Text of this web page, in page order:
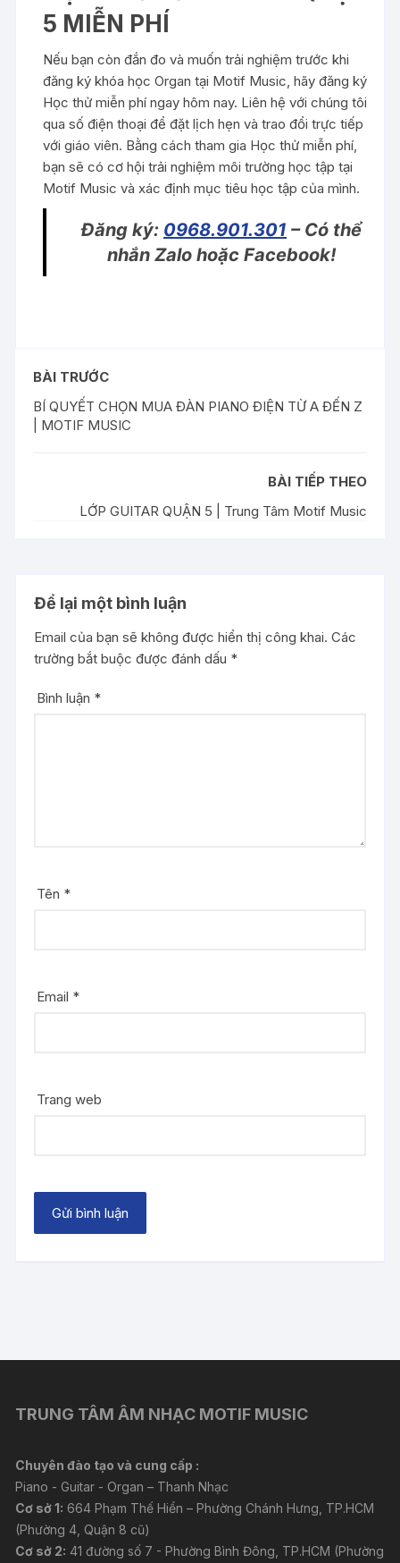
5 MIỄN PHÍ
Nếu bạn còn đắn đo và muốn trải nghiệm trước khi
đăng ký khóa học Organ tại Motif Music, hãy đăng ký
Học thử miễn phí ngay hôm nay. Liên hệ với chúng tôi
qua số điện thoại để đặt lịch hẹn và trao đổi trực tiếp
với giáo viên. Bằng cách tham gia Học thử miễn phí,
bạn sẽ có cơ hội trải nghiệm môi trường học tập tại
Motif Music và xác định mục tiêu học tập của mình.
Đăng ký: 0968.901.301 – Có thể
nhắn Zalo hoặc Facebook!
BÀI TRƯỚC
BÍ QUYẾT CHỌN MUA ĐÀN PIANO ĐIỆN TỪ A ĐẾN Z
| MOTIF MUSIC
BÀI TIẾP THEO
LỚP GUITAR QUẬN 5 | Trung Tâm Motif Music
Để lại một bình luận
Email của bạn sẽ không được hiển thị công khai. Các
trường bắt buộc được đánh dấu *
Bình luận *
Tên *
Email *
Trang web
TRUNG TÂM ÂM NHẠC MOTIF MUSIC
Chuyên đào tạo và cung cấp :
Piano - Guitar - Organ – Thanh Nhạc
Cơ sở 1: 664 Phạm Thế Hiển – Phường Chánh Hưng, TP.HCM
(Phường 4, Quận 8 cũ)
Cơ sở 2: 41 đường số 7 - Phường Bình Đông, TP.HCM (Phường